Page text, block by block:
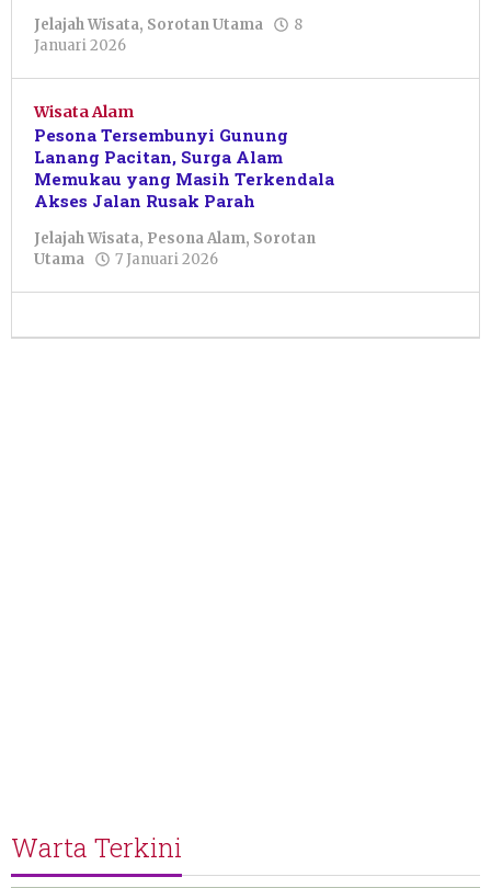
Jelajah Wisata, Sorotan Utama
8
Januari 2026
Fifaii
Fauzi
Wisata Alam
Pesona Tersembunyi Gunung
Lanang Pacitan, Surga Alam
Memukau yang Masih Terkendala
Akses Jalan Rusak Parah
Jelajah Wisata, Pesona Alam, Sorotan
Utama
7 Januari 2026
Alya
Warta Terkini